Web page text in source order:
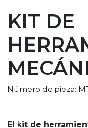
KIT DE
Número de pieza:
El kit de